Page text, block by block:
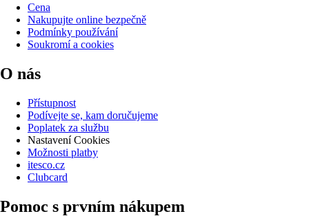
Cena
Nakupujte online bezpečně
Podmínky používání
Soukromí a cookies
O nás
Přístupnost
Podívejte se, kam doručujeme
Poplatek za službu
Nastavení Cookies
Možnosti platby
itesco.cz
Clubcard
Pomoc s prvním nákupem